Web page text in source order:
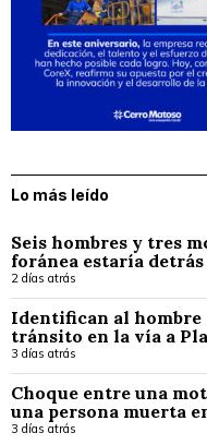
Lo más leído
Seis hombres y tres
foránea estaría
2 días atrás
Identifican al hombre
tránsito en la vía a
3 días atrás
Choque entre una
una persona muerta
3 días atrás